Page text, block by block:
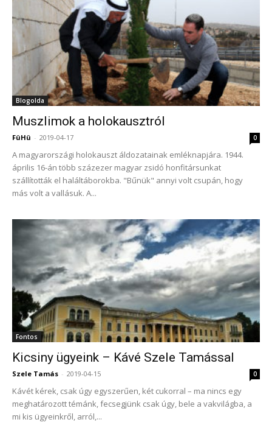
Blogolda
Muszlimok a holokausztról
FüHü - 2019-04-17 0
A magyarországi holokauszt áldozatainak emléknapjára. 1944.
április 16-án több százezer magyar zsidó honfitársunkat
szállították el haláltáborokba. "Bűnük" annyi volt csupán, hogy
más volt a vallásuk. A...
Fontos
Kicsiny ügyeink – Kávé Szele Tamással
Szele Tamás - 2019-04-15 0
Kávét kérek, csak úgy egyszerűen, két cukorral – ma nincs egy
meghatározott témánk, fecsegjünk csak úgy, bele a vakvilágba, a
mi kis ügyeinkről, arról,...